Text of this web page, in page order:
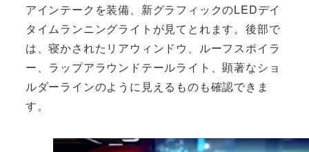
アインテークを装備、新グラフィックのLEDデイ
タイムランニングライトが見てとれます。後部で
は、寝かされたリアウィンドウ、ルーフスポイラ
ー、ラップアラウンドテールライト、顕著なショ
ルダーラインのように見えるものも確認できま
す。